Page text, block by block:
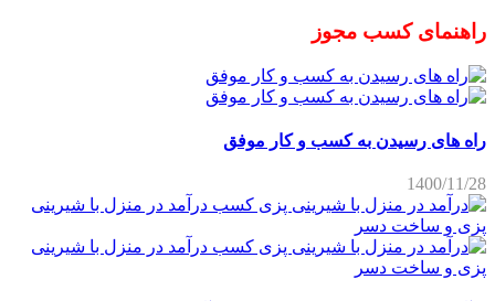
راهنمای کسب مجوز
راه های رسیدن به کسب و کار موفق
1400/11/28